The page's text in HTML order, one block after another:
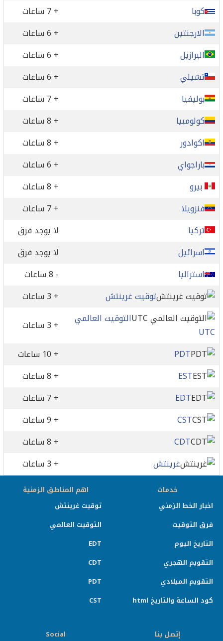
كوبا
+ 7 ساعات
الارجنتين
+ 6 ساعات
البرازيل
+ 6 ساعات
تشيلي
+ 6 ساعات
بوليفيا
+ 7 ساعات
كولومبيا
+ 8 ساعات
اكوادور
+ 8 ساعات
باراجواي
+ 6 ساعات
بيرو
+ 8 ساعات
فنزويلا
+ 7 ساعات
تركيا
لا يوجد فرق
اسرائيل
لا يوجد فرق
استراليا
- 8 ساعات
توقيت غرينتش
+ 3 ساعات
التوقيت العالمي
UTC
+ 3 ساعات
PDT
+ 10 ساعات
EST
+ 8 ساعات
EDT
+ 7 ساعات
CST
+ 9 ساعات
CDT
+ 8 ساعات
غرينتش
+ 3 ساعات
خدمات
اخبار الخط الزمني
فرق التوقيت
التاريخ اليوم
التقويم الهجري
التقويم الميلادي
كود الساعة والتاريخ html
اهم المناطق الزمنية
توقيت غرينتش
التوقيت العالمي
EDT
CDT
PDT
CST
إتصل بنا Social